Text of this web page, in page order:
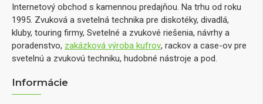
Internetový obchod s kamennou predajňou. Na trhu od roku
1995. Zvuková a svetelná technika pre diskotéky, divadlá,
kluby, touring firmy, Svetelné a zvukové riešenia, návrhy a
poradenstvo, zakázková výroba kufrov, rackov a case-ov pre
svetelnú a zvukovú techniku, hudobné nástroje a pod.
Informácie